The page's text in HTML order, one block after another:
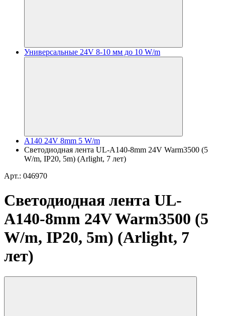
Универсальные 24V 8-10 мм до 10 W/m
A140 24V 8mm 5 W/m
Светодиодная лента UL-A140-8mm 24V Warm3500 (5
W/m, IP20, 5m) (Arlight, 7 лет)
Арт.: 046970
Светодиодная лента UL-
A140-8mm 24V Warm3500 (5
W/m, IP20, 5m) (Arlight, 7
лет)